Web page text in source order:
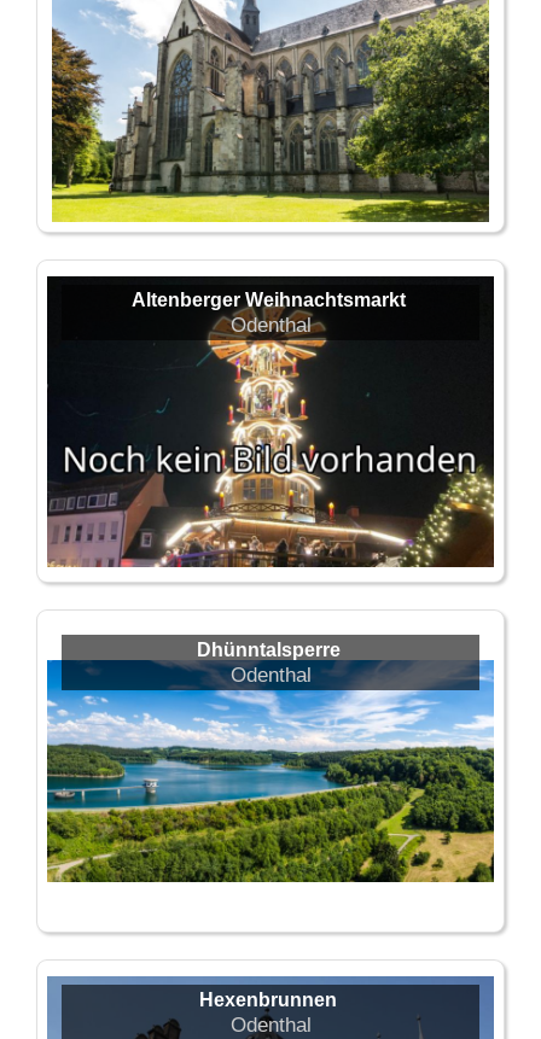
Altenberger Weihnachtsmarkt
Odenthal
Dhünntalsperre
Odenthal
Hexenbrunnen
Odenthal